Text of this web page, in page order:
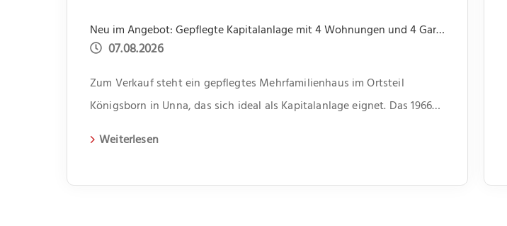
Neu im Angebot: Gepflegte Kapitalanlage mit 4 Wohnungen und 4 Garagen, ruhige Lage
07.08.2026
Zum Verkauf steht ein gepflegtes Mehrfamilienhaus im Ortsteil
Königsborn in Unna, das sich ideal als Kapitalanlage eignet. Das 1966
Weiterlesen